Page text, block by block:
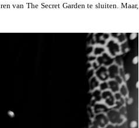
van The Secret Garden te sluiten. Maar,